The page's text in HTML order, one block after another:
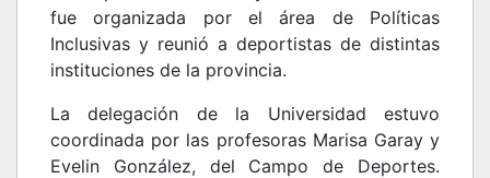
fue organizada por el área de Políticas
Inclusivas y reunió a deportistas de distintas
instituciones de la provincia.
La delegación de la Universidad estuvo
coordinada por las profesoras Marisa Garay y
Evelin González, del Campo de Deportes.